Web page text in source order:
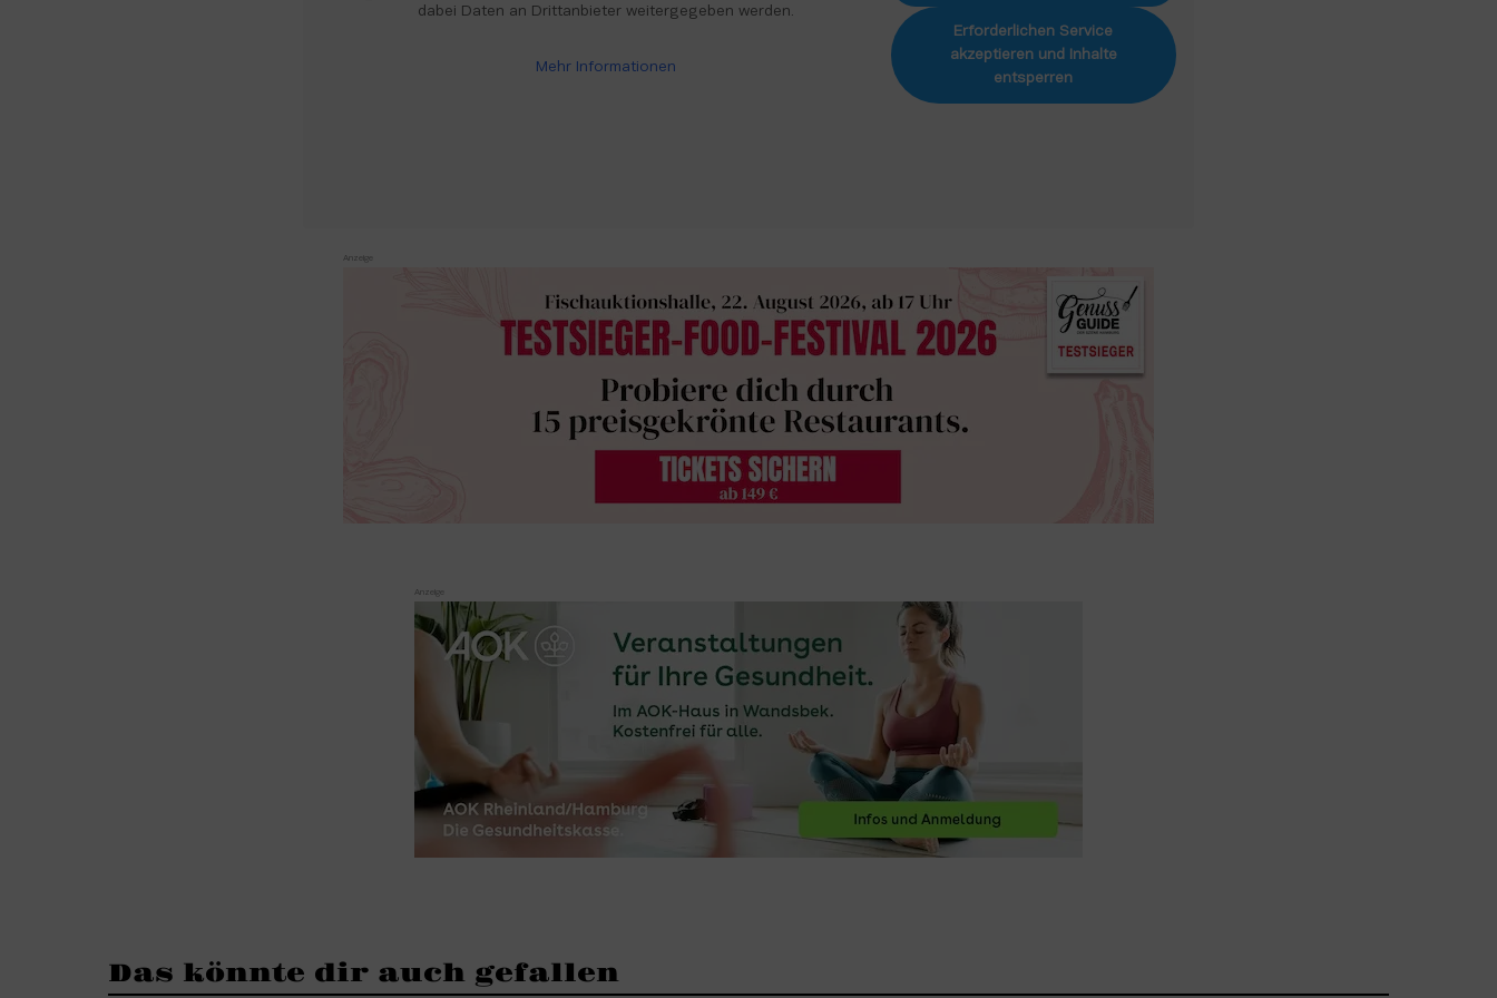
dabei Daten an Drittanbieter weitergegeben werden.
Mehr Informationen
Erforderlichen Service
akzeptieren und Inhalte
entsperren
Das könnte dir auch gefallen